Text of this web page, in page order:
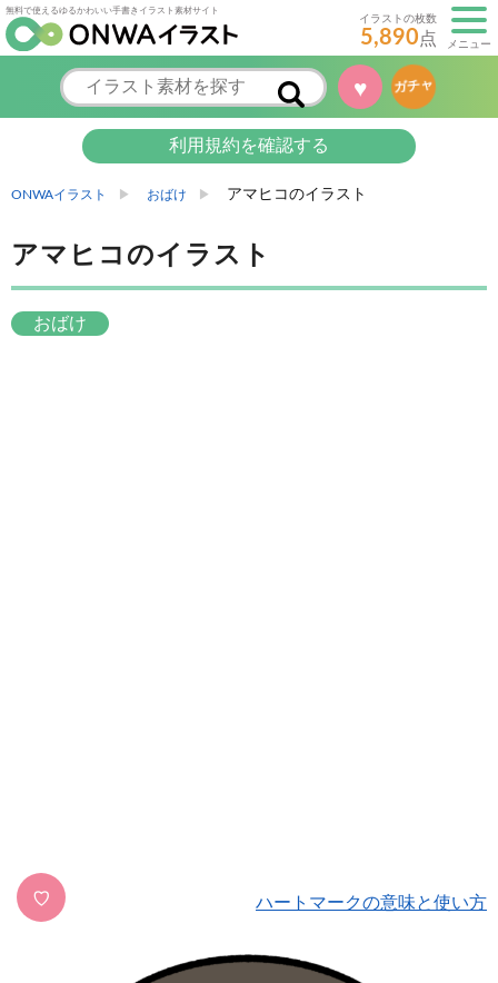
無料で使えるゆるかわいい手書きイラスト素材サイト
イラストの枚数
5,890点 メニュー
♥ ガチャ
利用規約を確認する
ONWAイラスト おばけ アマヒコのイラスト
アマヒコのイラスト
おばけ
♡ ハートマークの意味と使い方